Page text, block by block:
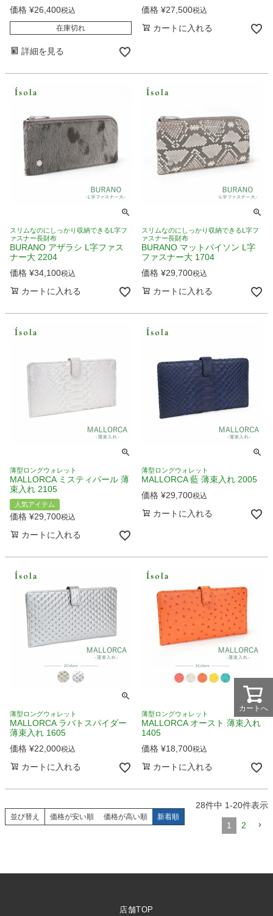
価格 ¥26,400税込
在庫切れ
詳細を見る
価格 ¥27,500税込
カートに入れる
スリムなのにしっかり収納できるL字フ
ァスナー長財布
BURANO アザラシ L字ファス
ナー大 2204
価格 ¥34,100税込
カートに入れる
スリムなのにしっかり収納できるL字フ
ァスナー長財布
BURANO マットパイソン L字
ファスナー大 1704
価格 ¥29,700税込
カートに入れる
薄型ロングウォレット
MALLORCA ミスティパール 薄
束入れ 2105
人気アイテム
価格 ¥29,700税込
カートに入れる
薄型ロングウォレット
MALLORCA 藍 薄束入れ 2005
価格 ¥29,700税込
カートに入れる
薄型ロングウォレット
MALLORCA ラバトスパイダー
薄束入れ 1605
価格 ¥22,000税込
カートに入れる
薄型ロングウォレット
MALLORCA オースト 薄束入れ
1405
価格 ¥18,700税込
カートに入れる
並び替え 価格が安い順 価格が高い順 新着順
28件中 1-20件表示
1 2
カートへ
店舗TOP